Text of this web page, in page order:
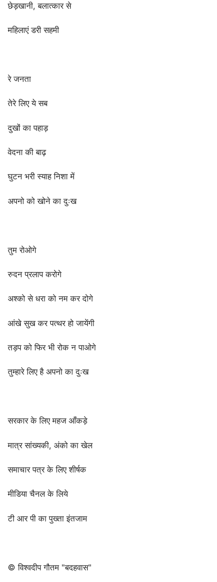
छेड़खानी, बलात्कार से
महिलाएं डरी सहमी
रे जनता
तेरे लिए ये सब
दुखों का पहाड़
वेदना की बाढ़
घुटन भरी स्याह निशा में
अपनो को खोने का दुःख
तुम रोओगे
रुदन प्रलाप करोगे
अश्को से धरा को नम कर दोगे
आंखे सुख कर पत्थर हो जायेंगी
तड़प को फिर भी रोक न पाओगे
तुम्हारे लिए है अपनो का दुःख
सरकार के लिए महज आँकड़े
मात्र सांख्यकी, अंको का खेल
समाचार पत्र के लिए शीर्षक
मीडिया चैनल के लिये
टी आर पी का पुख्ता इंतजाम
© विश्वदीप गौतम "बदहवास"